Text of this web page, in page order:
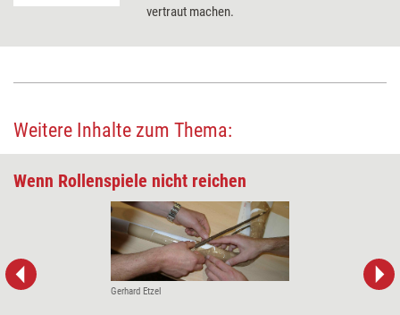
vertraut machen.
Weitere Inhalte zum Thema:
Wenn Rollenspiele nicht reichen
Gerhard Etzel